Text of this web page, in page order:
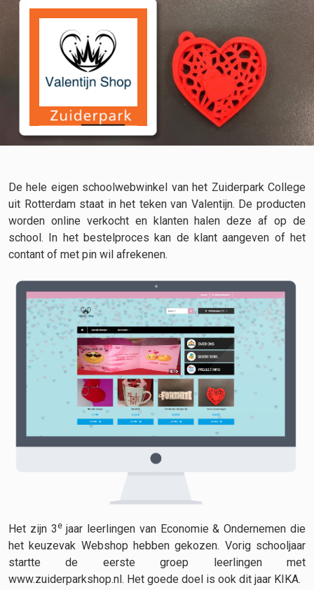
De hele eigen schoolwebwinkel van het Zuiderpark College
uit Rotterdam staat in het teken van Valentijn. De producten
worden online verkocht en klanten halen deze af op de
school. In het bestelproces kan de klant aangeven of het
contant of met pin wil afrekenen.
Het zijn 3 ejaar leerlingen van Economie & Ondernemen die
het keuzevak Webshop hebben gekozen. Vorig schooljaar
startte de eerste groep leerlingen met
www.zuiderparkshop.nl. Het goede doel is ook dit jaar KIKA.